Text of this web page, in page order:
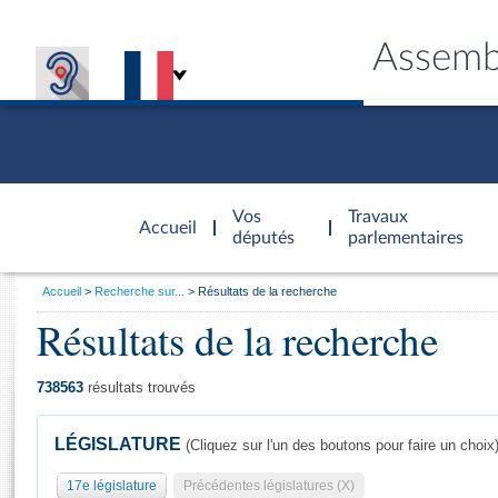
Accueil
d'accueil
Vos
députés
Travaux
parlementaires
Général
Vous
Accueil Recherche sur... Résultats de la recherche
Résultats de la recherche
738563 résultats trouvés
LÉGISLATURE (Cliquez sur l'un des boutons pour faire un choix)
17e législature Précédentes législatures (X)